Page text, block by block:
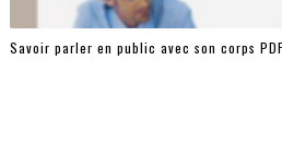
Savoir parler en public avec son corps PDF